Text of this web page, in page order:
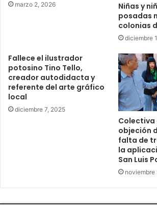
marzo 2, 2026
Niñas y
posadas
colonias
diciembre
Fallece el ilustrador
potosino Tino Tello,
creador autodidacta y
referente del arte gráfico
local
diciembre 7, 2025
Colectiva
objeción
falta de
la
San Luis
noviembre